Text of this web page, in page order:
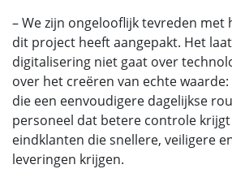
– We zijn ongelooflijk tevreden met
dit project heeft aangepakt. Het
digitalisering niet gaat over
over het creëren van echte
die een eenvoudigere dagelijkse
personeel dat betere controle
eindklanten die snellere, veiligere
leveringen krijgen.